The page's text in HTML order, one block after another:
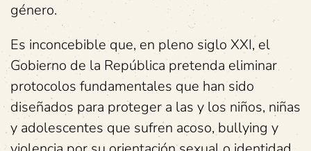
género.
Es inconcebible que, en pleno siglo XXI, el
Gobierno de la República pretenda eliminar
protocolos fundamentales que han sido
diseñados para proteger a las y los niños, niñas
y adolescentes que sufren acoso, bullying y